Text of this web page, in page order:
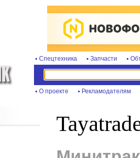
Спецтехника Запчасти
О проекте Рекламодателям